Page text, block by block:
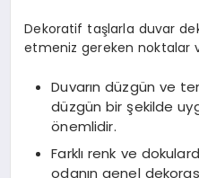
Dekoratif taşlarla duvar
etmeniz gereken noktalar
Duvarın düzgün ve
düzgün bir şekilde
önemlidir.
Farklı renk ve
odanın genel